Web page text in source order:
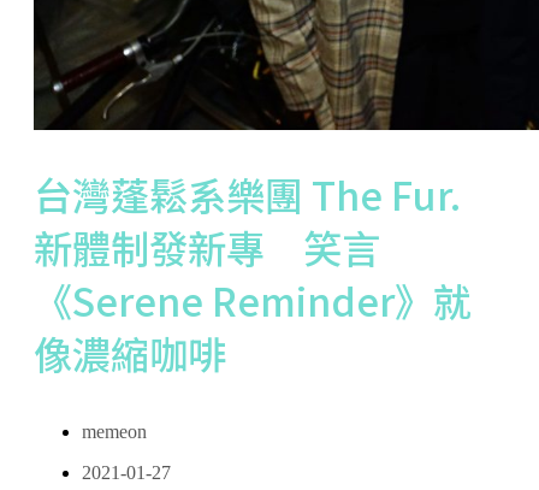
台灣蓬鬆系樂團 The Fur.
新體制發新專 笑言
《Serene Reminder》就
像濃縮咖啡
memeon
2021-01-27